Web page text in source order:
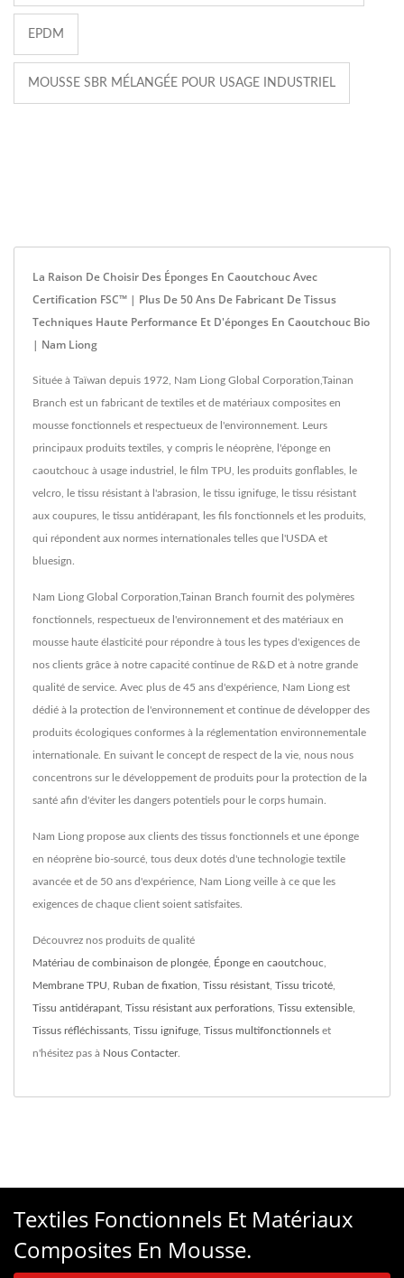
EPDM
MOUSSE SBR MÉLANGÉE POUR USAGE INDUSTRIEL
La Raison De Choisir Des Éponges En Caoutchouc Avec
Certification FSC™ | Plus De 50 Ans De Fabricant De Tissus
Techniques Haute Performance Et D'éponges En Caoutchouc Bio
| Nam Liong
Située à Taïwan depuis 1972, Nam Liong Global Corporation,Tainan
Branch est un fabricant de textiles et de matériaux composites en
mousse fonctionnels et respectueux de l'environnement. Leurs
principaux produits textiles, y compris le néoprène, l'éponge en
caoutchouc à usage industriel, le film TPU, les produits gonflables, le
velcro, le tissu résistant à l'abrasion, le tissu ignifuge, le tissu résistant
aux coupures, le tissu antidérapant, les fils fonctionnels et les produits,
qui répondent aux normes internationales telles que l'USDA et
bluesign.
Nam Liong Global Corporation,Tainan Branch fournit des polymères
fonctionnels, respectueux de l'environnement et des matériaux en
mousse haute élasticité pour répondre à tous les types d'exigences de
nos clients grâce à notre capacité continue de R&D et à notre grande
qualité de service. Avec plus de 45 ans d'expérience, Nam Liong est
dédié à la protection de l'environnement et continue de développer des
produits écologiques conformes à la réglementation environnementale
internationale. En suivant le concept de respect de la vie, nous nous
concentrons sur le développement de produits pour la protection de la
santé afin d'éviter les dangers potentiels pour le corps humain.
Nam Liong propose aux clients des tissus fonctionnels et une éponge
en néoprène bio-sourcé, tous deux dotés d'une technologie textile
avancée et de 50 ans d'expérience, Nam Liong veille à ce que les
exigences de chaque client soient satisfaites.
Découvrez nos produits de qualité
Matériau de combinaison de plongée Éponge en caoutchouc
Membrane TPU Ruban de fixation Tissu résistant Tissu tricoté
Tissu antidérapant Tissu résistant aux perforations Tissu extensible
Tissus réfléchissants Tissu ignifuge Tissus multifonctionnels et
n'hésitez pas à Nous Contacter.
Textiles Fonctionnels Et Matériaux
Composites En Mousse.